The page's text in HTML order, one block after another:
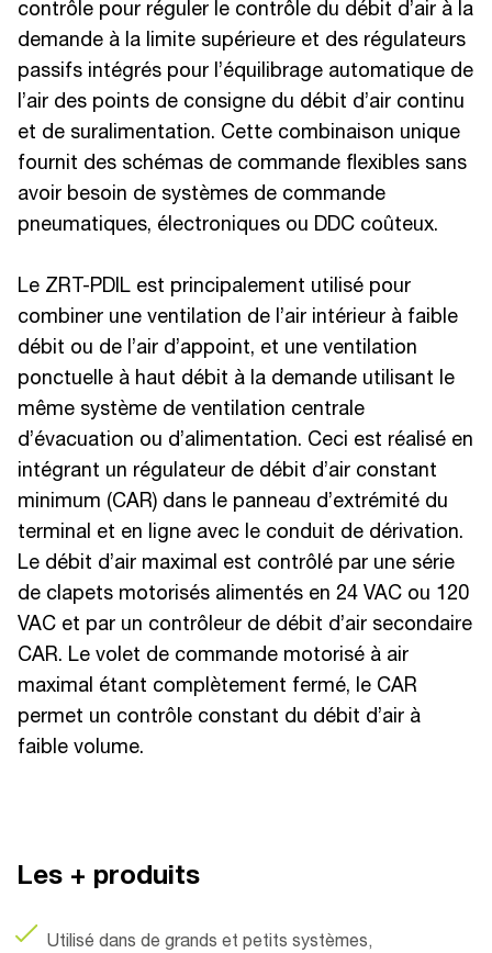
contrôle pour réguler le contrôle du débit d’air à la
demande à la limite supérieure et des régulateurs
passifs intégrés pour l’équilibrage automatique de
l’air des points de consigne du débit d’air continu
et de suralimentation. Cette combinaison unique
fournit des schémas de commande flexibles sans
avoir besoin de systèmes de commande
pneumatiques, électroniques ou DDC coûteux.
Le ZRT-PDIL est principalement utilisé pour
combiner une ventilation de l’air intérieur à faible
débit ou de l’air d’appoint, et une ventilation
ponctuelle à haut débit à la demande utilisant le
même système de ventilation centrale
d’évacuation ou d’alimentation. Ceci est réalisé en
intégrant un régulateur de débit d’air constant
minimum (CAR) dans le panneau d’extrémité du
terminal et en ligne avec le conduit de dérivation.
Le débit d’air maximal est contrôlé par une série
de clapets motorisés alimentés en 24 VAC ou 120
VAC et par un contrôleur de débit d’air secondaire
CAR. Le volet de commande motorisé à air
maximal étant complètement fermé, le CAR
permet un contrôle constant du débit d’air à
faible volume.
Les + produits
Utilisé dans de grands et petits systèmes,